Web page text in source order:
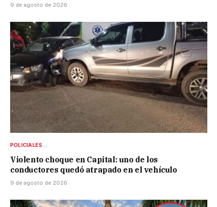
9 de agosto de 2026
POLICIALES
Violento choque en Capital: uno de los
conductores quedó atrapado en el vehículo
9 de agosto de 2026